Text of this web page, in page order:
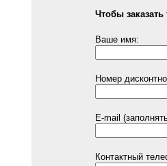
Чтобы заказать
Ваше имя:
Номер
E-mail
Контактный